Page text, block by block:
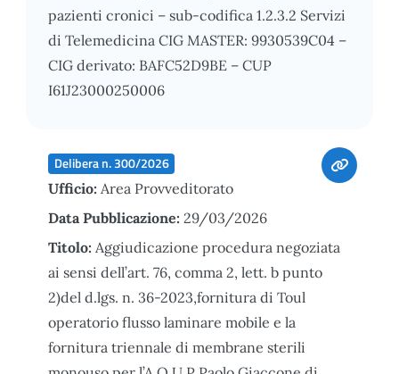
pazienti cronici – sub-codifica 1.2.3.2 Servizi
di Telemedicina CIG MASTER: 9930539C04 –
CIG derivato: BAFC52D9BE – CUP
I61J23000250006
Delibera n. 300/2026
Ufficio: Area Provveditorato
Data Pubblicazione: 29/03/2026
Titolo: Aggiudicazione procedura negoziata
ai sensi dell’art. 76, comma 2, lett. b punto
2)del d.lgs. n. 36-2023,fornitura di Toul
operatorio flusso laminare mobile e la
fornitura triennale di membrane sterili